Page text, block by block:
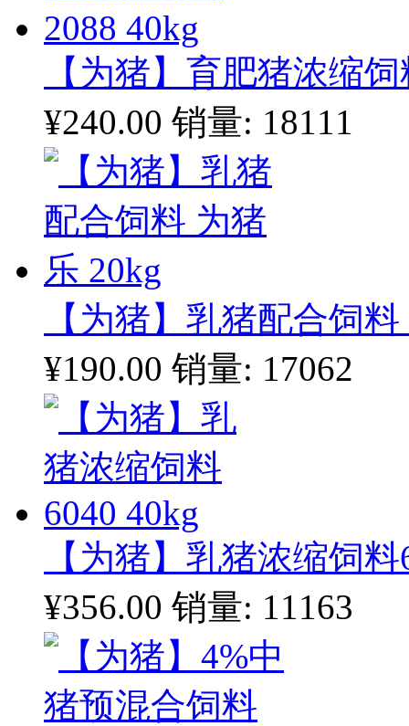
【为猪】育肥猪浓缩
¥240.00 销量: 18111
【为猪】乳猪配合饲
¥190.00 销量: 17062
【为猪】乳猪浓缩饲
¥356.00 销量: 11163